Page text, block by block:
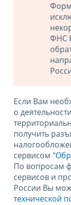
ФНС
Если Вам
о
получить
сервисом
По вопросам
сервисов и
России Вы
технической